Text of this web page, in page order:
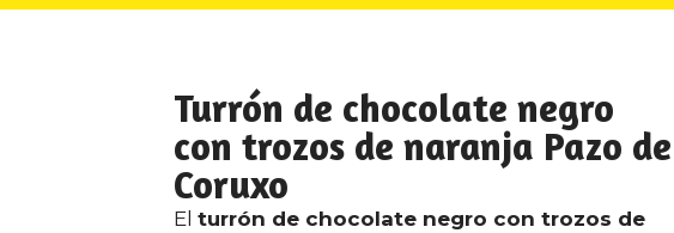
Turrón de chocolate negro
con trozos de naranja Pazo de
Coruxo
El turrón de chocolate negro con trozos de